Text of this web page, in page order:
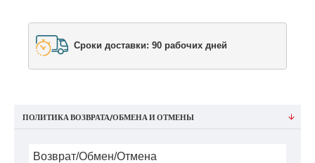
Сроки доставки: 90 рабочих дней
ПОЛИТИКА ВОЗВРАТА/ОБМЕНА И ОТМЕНЫ
Возврат/Обмен/Отмена